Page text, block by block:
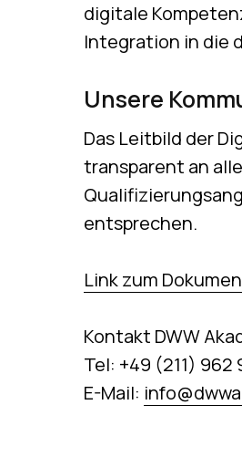
digitale
Integration in die
Das Leitbild der
transparent an
entsprechen.
Link zum
Kontakt DWW
Tel: +49 (211) 962
E-Mail:
Unsere